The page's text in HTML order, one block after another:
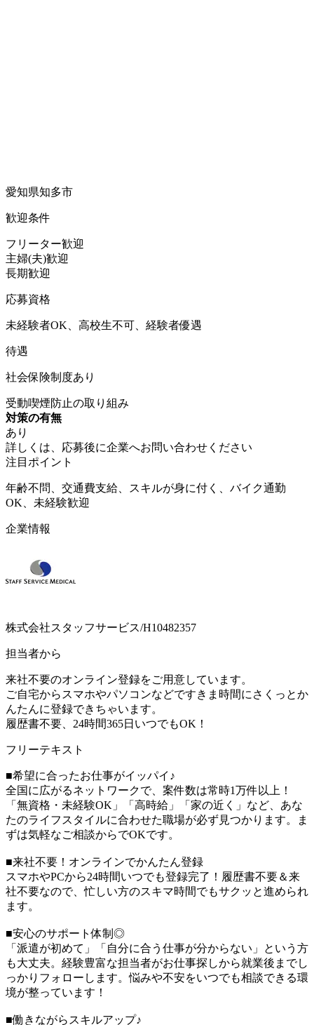
愛知県知多市
歓迎条件
フリーター歓迎
主婦(夫)歓迎
長期歓迎
応募資格
未経験者OK、高校生不可、経験者優遇
待遇
社会保険制度あり
受動喫煙防止の取り組み
対策の有無
あり
詳しくは、応募後に企業へお問い合わせください
注目ポイント
年齢不問、交通費支給、スキルが身に付く、バイク通勤
OK、未経験歓迎
企業情報
株式会社スタッフサービス/H10482357
担当者から
来社不要のオンライン登録をご用意しています。
ご自宅からスマホやパソコンなどですきま時間にさくっとか
んたんに登録できちゃいます。
履歴書不要、24時間365日いつでもOK！
フリーテキスト
■希望に合ったお仕事がイッパイ♪
全国に広がるネットワークで、案件数は常時1万件以上！
「無資格・未経験OK」「高時給」「家の近く」など、あな
たのライフスタイルに合わせた職場が必ず見つかります。ま
ずは気軽なご相談からでOKです。
■来社不要！オンラインでかんたん登録
スマホやPCから24時間いつでも登録完了！履歴書不要＆来
社不要なので、忙しい方のスキマ時間でもサクッと進められ
ます。
■安心のサポート体制◎
「派遣が初めて」「自分に合う仕事が分からない」という方
も大丈夫。経験豊富な担当者がお仕事探しから就業後までし
っかりフォローします。悩みや不安をいつでも相談できる環
境が整っています！
■働きながらスキルアップ♪